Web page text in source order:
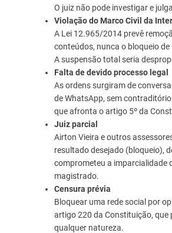
O juiz não pode investigar e
Violação do Marco Civil da
A Lei 12.965/2014 prevê
conteúdos, nunca o bloqueio
A suspensão total seria
Falta de devido processo legal
As ordens surgiram de
de WhatsApp, sem
que afronta o artigo 5º da
Juiz parcial
Airton Vieira e outros
resultado desejado (bloqueio),
comprometeu a imparcialidade
magistrado.
Censura prévia
Bloquear uma rede social por
artigo 220 da Constituição, que
qualquer natureza.